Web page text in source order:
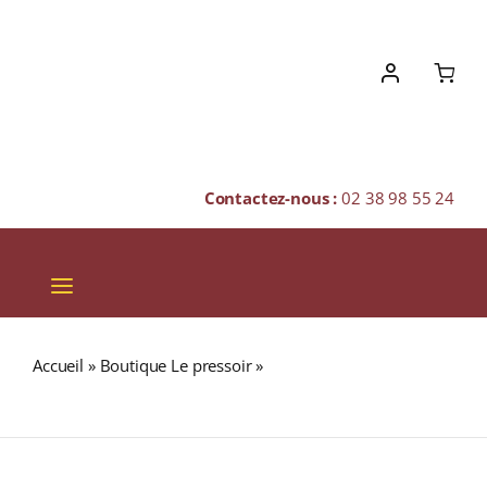
Contactez-nous :02 38 98 55 24
Toggle
Navigation
SPIRITUEUX
Accueil » Boutique Le pressoir»